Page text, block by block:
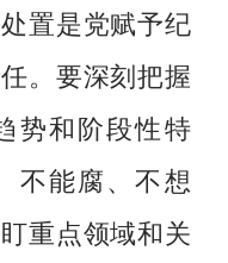
置是党赋予纪
。要深刻把握
势和阶段性特
不能腐、不想
重点领域和关